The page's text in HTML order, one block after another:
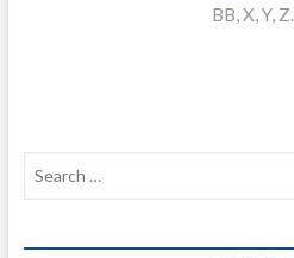
post:
BB, X, Y,